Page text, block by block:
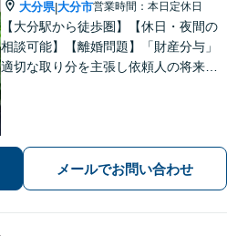
大分県|大分市営業時間：本日定休日
【大分駅から徒歩圏】【休日・夜間の
相談可能】【離婚問題】「財産分与」
適切な取り分を主張し依頼人の将来を
どお任せください
メールでお問い合わせ